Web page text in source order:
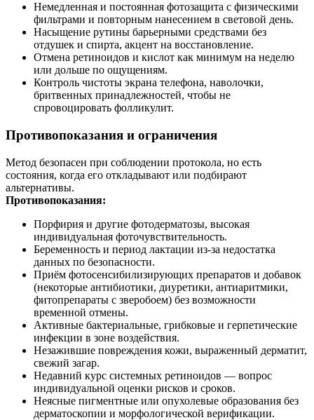
Немедленная и постоянная фотозащита с физическими
фильтрами и повторным нанесением в световой день.
Насыщение рутины барьерными средствами без
отдушек и спирта, акцент на восстановление.
Отмена ретиноидов и кислот как минимум на неделю
или дольше по ощущениям.
Контроль чистоты экрана телефона, наволочки,
бритвенных принадлежностей, чтобы не
спровоцировать фолликулит.
Противопоказания и ограничения
Метод безопасен при соблюдении протокола, но есть
состояния, когда его откладывают или подбирают
альтернативы.
Противопоказания:
Порфирия и другие фотодерматозы, высокая
индивидуальная фоточувствительность.
Беременность и период лактации из‑за недостатка
данных по безопасности.
Приём фотосенсибилизирующих препаратов и добавок
(некоторые антибиотики, диуретики, антиаритмики,
фитопрепараты с зверобоем) без возможности
временной отмены.
Активные бактериальные, грибковые и герпетические
инфекции в зоне воздействия.
Незажившие повреждения кожи, выраженный дерматит,
свежий загар.
Недавний курс системных ретиноидов — вопрос
индивидуальной оценки рисков и сроков.
Неясные пигментные или опухолевые образования без
дерматоскопии и морфологической верификации.